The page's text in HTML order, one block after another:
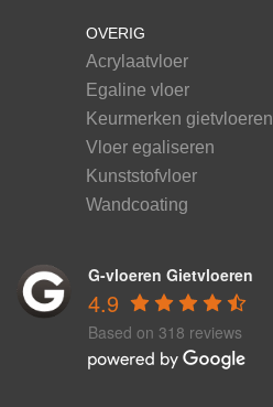
OVERIG
Acrylaatvloer
Egaline vloer
Keurmerken gietvloeren
Vloer egaliseren
Kunststofvloer
Wandcoating
G-vloeren Gietvloeren
4.9
Based on 318 reviews